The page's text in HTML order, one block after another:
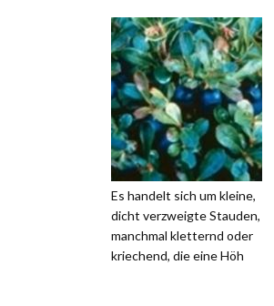
Es handelt sich um kleine,
dicht verzweigte Stauden,
manchmal kletternd oder
kriechend, die eine Höh